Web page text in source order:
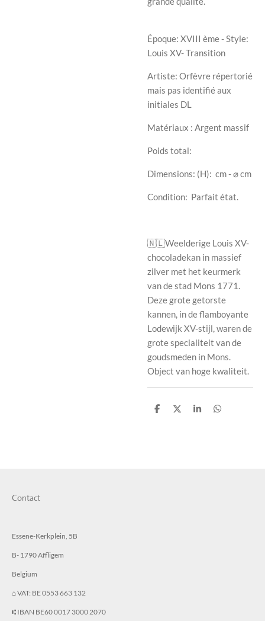
Époque: XVIII ème - Style:
Louis XV- Transition
Artiste: Orfèvre répertorié
mais pas identifié aux
initiales DL
Matériaux : Argent massif
Poids total:
Dimensions: (H): cm - ⌀ cm
Condition: Parfait état.
🇳🇱Weelderige Louis XV-
chocoladekan in massief
zilver met het keurmerk
van de stad Mons 1771.
Deze grote getorste
kannen, in de flamboyante
Lodewijk XV-stijl, waren de
grote specialiteit van de
goudsmeden in Mons.
Object van hoge kwaliteit.
S
S
S
S
Contact
Essene-Kerkplein, 5B
B- 1790 Affligem
Belgium
⌂ VAT: BE 0553 663 132
⑆ IBAN BE60 0017 3000 2070